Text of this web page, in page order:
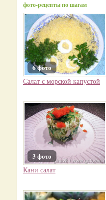
фото-рецепты по шагам
6 фото
Салат с морской капустой
3 фото
Кани салат